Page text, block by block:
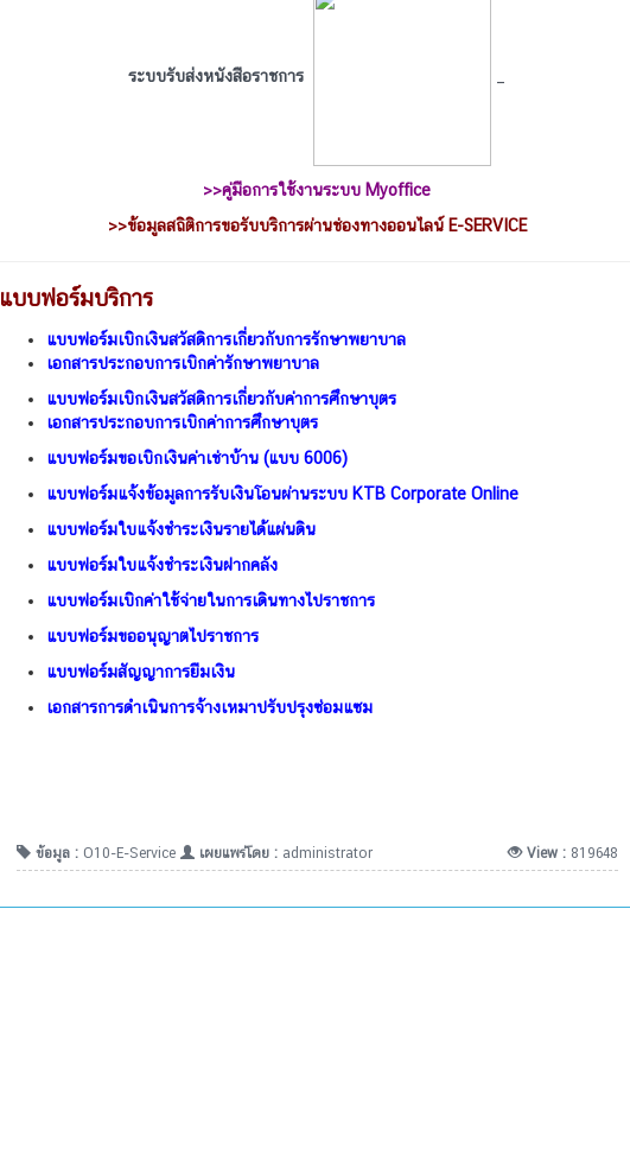
ระบบรับส่งหนังสือราชการ
>>คู่มือการใช้งานระบบ Myoffice
>>ข้อมูลสถิติการขอรับบริการผ่านช่องทางออนไลน์ E-SERVICE
แบบฟอร์มบริการ
แบบฟอร์มเบิกเงินสวัสดิการเกี่ยวกับการรักษาพยาบาล
เอกสารประกอบการเบิกค่ารักษาพยาบาล
แบบฟอร์มเบิกเงินสวัสดิการเกี่ยวกับค่าการศึกษาบุตร
เอกสารประกอบการเบิกค่าการศึกษาบุตร
แบบฟอร์มขอเบิกเงินค่าเช่าบ้าน (แบบ 6006)
แบบฟอร์มแจ้งข้อมูลการรับเงินโอนผ่านระบบ KTB Corporate Online
แบบฟอร์มใบแจ้งชำระเงินรายได้แผ่นดิน
แบบฟอร์มใบแจ้งชำระเงินฝากคลัง
แบบฟอร์มเบิกค่าใช้จ่ายในการเดินทางไปราชการ
แบบฟอร์มขออนุญาตไปราชการ
แบบฟอร์มสัญญาการยืมเงิน
เอกสารการดำเนินการจ้างเหมาปรับปรุงซ่อมแซม
ข้อมูล : O10-E-Service เผยแพร่โดย : administrator View : 819648